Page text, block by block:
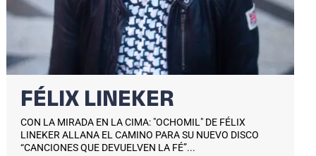
FÉLIX LINEKER
CON LA MIRADA EN LA CIMA: "OCHOMIL" DE FÉLIX
LINEKER ALLANA EL CAMINO PARA SU NUEVO DISCO
“CANCIONES QUE DEVUELVEN LA FÉ”...